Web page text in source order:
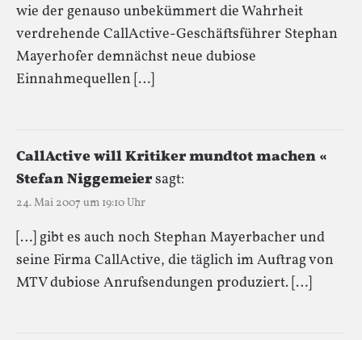
wie der genauso unbekümmert die Wahrheit
verdrehende CallActive-Geschäftsführer Stephan
Mayerhofer demnächst neue dubiose
Einnahmequellen […]
CallActive will Kritiker mundtot machen «
Stefan Niggemeiersagt:
24. Mai 2007 um 19:10 Uhr
[…] gibt es auch noch Stephan Mayerbacher und
seine Firma CallActive, die täglich im Auftrag von
MTV dubiose Anrufsendungen produziert. […]